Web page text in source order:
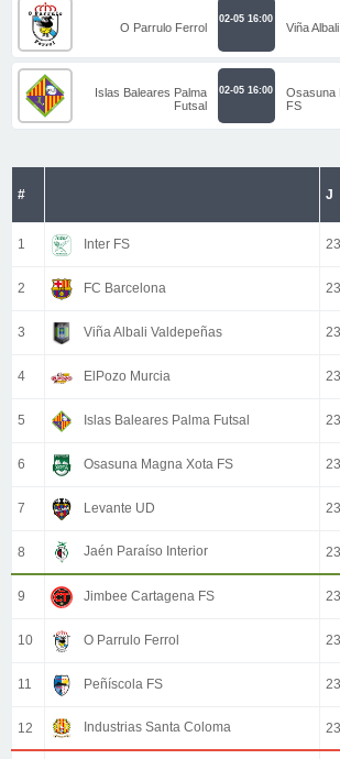
O Parrulo Ferrol
02-05 16:00
Viña
Islas Baleares Palma
Futsal
02-05 16:00
Osasuna
FS
# J
1 Inter FS 23
2 FC Barcelona 23
3 Viña Albali Valdepeñas 23
4 ElPozo Murcia 23
5 Islas Baleares Palma Futsal 23
6 Osasuna Magna Xota FS 23
7 Levante UD 23
8 Jaén Paraíso Interior 23
9 Jimbee Cartagena FS 23
10 O Parrulo Ferrol 23
11 Peñíscola FS 23
12 Industrias Santa Coloma 23